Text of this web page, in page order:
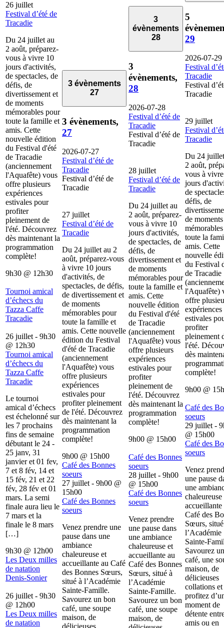
26 juillet
Festival d’été de
Tracadie
Du 24 juillet au
2 août, préparez-
vous à vivre 10
jours d'activités,
de spectacles, de
défis, de
divertissement et
de moments
mémorables pour
toute la famille et
amis. Cette
nouvelle édition
du Festival d'été
de Tracadie
(anciennement
l'Aquafête) vous
offre plusieurs
expériences
estivales pour
profiter
pleinement de
l'été. Découvrez
dès maintenant la
programmation
complète!
9h30 @ 12h30
Tournoi amical
d’échecs du
Tazza Caffe
Tracadie
26 juillet - 9h30
@ 12h30
Tournoi amical
d’échecs du
Tazza Caffe
Tracadie
Le tournoi
amical d’échecs
est échelonné sur
les 7 prochains
fins de semaine
débutant le 24 -
25 janv, 31
janvier et 01 fev,
7 et 8 fév, 14 et
15 fév, 21 et 22
fév, 28 fév et 01
mars. La semi
finale aura lieu le
7 mars et la
finale le 8 mars
[…]
9h30 @ 12h00
Les Deux milles
de natation
Denis-Sonier
26 juillet - 9h30
@ 12h00
Les Deux milles
de natation
3 évènements
27
3 évènements,
27
2026-07-27
Festival d’été de
Tracadie
Festival d’été de
Tracadie
27 juillet
Festival d’été de
Tracadie
Du 24 juillet au 2
août, préparez-vous
à vivre 10 jours
d'activités, de
spectacles, de défis,
de divertissement et
de moments
mémorables pour
toute la famille et
amis. Cette nouvelle
édition du Festival
d'été de Tracadie
(anciennement
l'Aquafête) vous
offre plusieurs
expériences
estivales pour
profiter pleinement
de l'été. Découvrez
dès maintenant la
programmation
complète!
9h00 @ 15h00
Café des Bonnes
soeurs
27 juillet - 9h00 @
15h00
Café des Bonnes
soeurs
Venez prendre une
pause dans une
ambiance
chaleureuse et
accueillante au Café
des Bonnes Sœurs,
situé à l’Académie
Sainte-Famille.
Savourez un bon
café, une soupe
maison, de
3
évènements
28
3
évènements,
28
2026-07-28
Festival d’été de
Tracadie
Festival d’été de
Tracadie
28 juillet
Festival d’été de
Tracadie
Du 24 juillet au
2 août, préparez-
vous à vivre 10
jours d'activités,
de spectacles, de
défis, de
divertissement et
de moments
mémorables pour
toute la famille et
amis. Cette
nouvelle édition
du Festival d'été
de Tracadie
(anciennement
l'Aquafête) vous
offre plusieurs
expériences
estivales pour
profiter
pleinement de
l'été. Découvrez
dès maintenant la
programmation
complète!
9h00 @ 15h00
Café des Bonnes
soeurs
28 juillet - 9h00
@ 15h00
Café des Bonnes
soeurs
Venez prendre
une pause dans
une ambiance
chaleureuse et
accueillante au
Café des Bonnes
Sœurs, situé à
l’Académie
Sainte-Famille.
Savourez un bon
café, une soupe
maison, de
5
29
2026-07-29
Festival
Tracadie
Festival
Tracadie
29 juillet
Festival
Tracadie
Du 24
2 août,
vous à
jours
de
défis, de
de moments
toute la
amis. Cette
nouvelle
du Festival
de Tracadie
l'Aquafête)
offre
expériences
estivales
profiter
pleinement
l'été.
dès
complète!
9h00 @
Café des
soeurs
29 juillet -
@ 15h00
Café des
soeurs
Venez
une pause
une
chaleureuse
accueillante
Café des
Sœurs,
l’Académie
Sainte-
Savourez
café, une
maison, de
délicieuses
collations et
profitez
moment de
détente
amis ou en